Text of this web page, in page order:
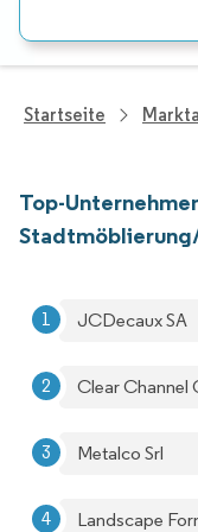
Startseite
Top-
JCDecaux SA
Clear Channel
Metalco Srl
Landscape